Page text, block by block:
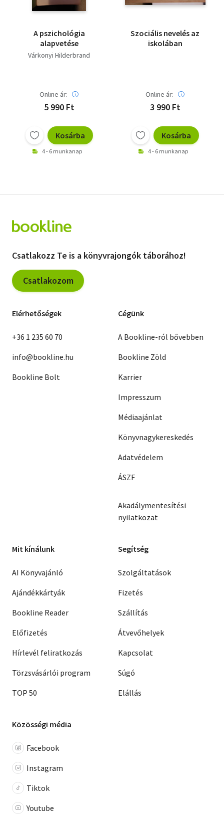
A pszichológia
alapvetése
Várkonyi Hilderbrand
Online ár:
5 990 Ft
Kosárba
4 - 6 munkanap
Szociális nevelés az
iskolában
Online ár:
3 990 Ft
Kosárba
4 - 6 munkanap
Csatlakozz Te is a könyvrajongók táborához!
Csatlakozom
Elérhetőségek
+36 1 235 60 70
info@bookline.hu
Bookline Bolt
Cégünk
A Bookline-ról bővebben
Bookline Zöld
Karrier
Impresszum
Médiaajánlat
Könyvnagykereskedés
Adatvédelem
ÁSZF
Akadálymentesítési
nyilatkozat
Mit kínálunk
AI Könyvajánló
Ajándékkártyák
Bookline Reader
Előfizetés
Hírlevél feliratkozás
Törzsvásárlói program
TOP 50
Segítség
Szolgáltatások
Fizetés
Szállítás
Átvevőhelyek
Kapcsolat
Súgó
Elállás
Közösségi média
Facebook
Instagram
Tiktok
Youtube